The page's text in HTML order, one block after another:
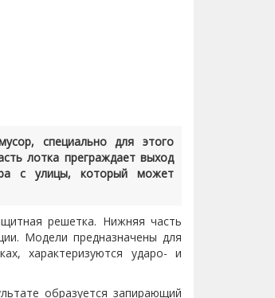
специально для этого
лотка преграждает выход
с улицы, который может
решетка. Нижняя часть
Модели предназначены для
характеризуются ударо- и
образуется запирающий